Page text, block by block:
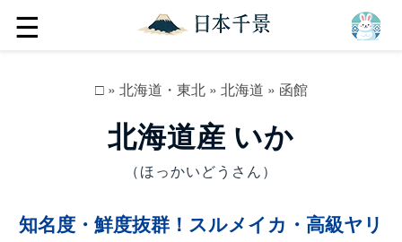
☰
□» 北海道・東北» 北海道 » 函館
北海道産 いか
（ほっかいどうさん）
知名度・鮮度抜群！スルメイカ・高級ヤリ